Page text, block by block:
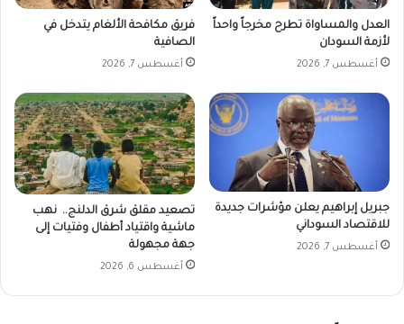
العدل والمساواة تطرح مخرجاً واحداً
لأزمة السودان
أغسطس 7, 2026
فريق مكافحة الألغام يتدخل في
الصافية
أغسطس 7, 2026
جبريل إبراهيم يعلن مؤشرات جديدة
للاقتصاد السوداني
أغسطس 7, 2026
تصعيد مقلق شرق الدلنج.. نهب
ماشية واقتياد أطفال وفتيات إلى
جهة مجهولة
أغسطس 6, 2026